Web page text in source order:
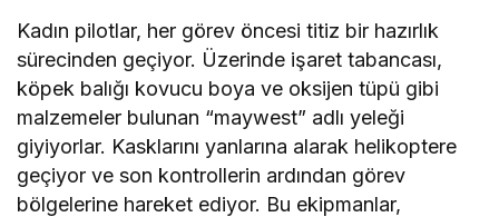
Kadın pilotlar, her görev öncesi titiz bir hazırlık
sürecinden geçiyor. Üzerinde işaret tabancası,
köpek balığı kovucu boya ve oksijen tüpü gibi
malzemeler bulunan “maywest” adlı yeleği
giyiyorlar. Kasklarını yanlarına alarak helikoptere
geçiyor ve son kontrollerin ardından görev
bölgelerine hareket ediyor. Bu ekipmanlar,